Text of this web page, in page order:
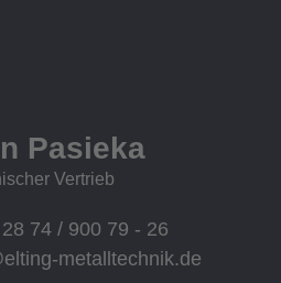
Pasieka
Vertrieb
74 / 900 79 - 26
metalltechnik.de